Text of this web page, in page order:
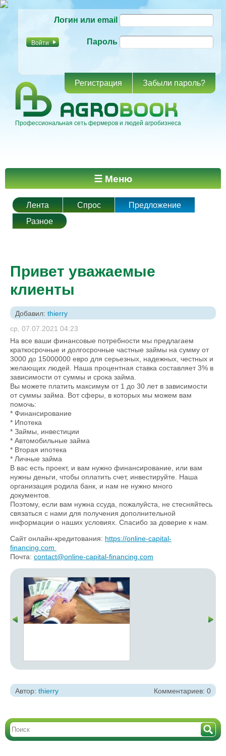
основному
Логин или email
Пароль
Регистрация Забыли пароль?
Профессиональная сеть фермеров и людей агробизнеса
Главное меню ☰ Меню
Лента Спрос
Предложение
Разное
Привет уважаемые
клиенты
Добавил: thierry
ср, 07.07.2021 04:23
На все ваши финансовые потребности мы предлагаем
краткосрочные и долгосрочные частные займы на сумму от
3000 до 15000000 евро для серьезных, надежных, честных и
желающих людей. Наша процентная ставка составляет 3% в
зависимости от суммы и срока займа.
Вы можете платить максимум от 1 до 30 лет в зависимости
от суммы займа. Вот сферы, в которых мы можем вам
помочь:
* Финансирование
* Ипотека
* Займы, инвестиции
* Автомобильные займа
* Вторая ипотека
* Личные займа
В вас есть проект, и вам нужно финансирование, или вам
нужны деньги, чтобы оплатить счет, инвестируйте. Наша
организация родила банк, и нам не нужно много
документов.
Поэтому, если вам нужна ссуда, пожалуйста, не стесняйтесь
связаться с нами для получения дополнительной
информации о наших условиях. Спасибо за доверие к нам.
Сайт онлайн-кредитования: https://online-capital-
financing.com
Почта: contact@online-capital-financing.com
Автор: thierry Комментариев: 0